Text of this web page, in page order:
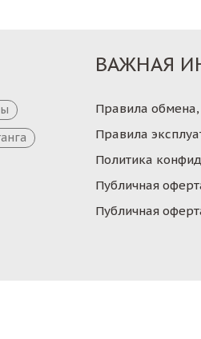
ВАЖНАЯ
Правила обмена,
Правила
Политика
Публичная
Публичная